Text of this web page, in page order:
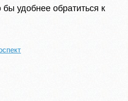
удобнее обратиться к